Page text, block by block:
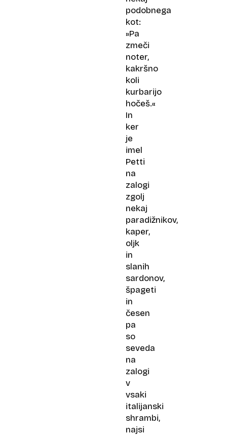
podobnega
kot:
»Pa
zmeči
noter,
kakršno
koli
kurbarijo
hočeš.«
In
ker
je
imel
Petti
na
zalogi
zgolj
nekaj
paradižnikov,
kaper,
oljk
in
slanih
sardonov,
špageti
in
česen
pa
so
seveda
na
zalogi
v
vsaki
italijanski
shrambi,
najsi